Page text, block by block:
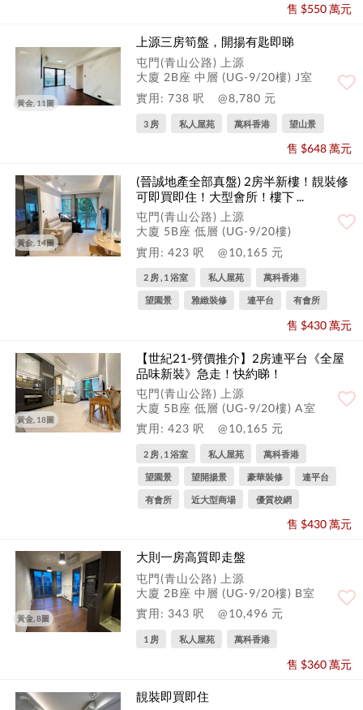
售 $550 萬元
黃金, 11圖
上源三房筍盤，開揚有匙即睇
屯門(青山公路) 上源
大廈 2B座 中層 (UG-9/20樓) J室
實用: 738 呎
@8,780 元
3 房 私人屋苑 萬科香港 望山景
售 $648 萬元
黃金, 14圖
(晉誠地產全部真盤) 2房半新樓！靚裝修
可即買即住！大型會所！樓下 ...
屯門(青山公路) 上源
大廈 5B座 低層 (UG-9/20樓)
實用: 423 呎
@10,165 元
2 房 , 1 浴室 私人屋苑 萬科香港
望園景 雅緻裝修 連平台 有會所
售 $430 萬元
黃金, 18圖
【世紀21-劈價推介】2房連平台《全屋
品味新裝》急走！快約睇！
屯門(青山公路) 上源
大廈 5B座 低層 (UG-9/20樓) A室
實用: 423 呎
@10,165 元
2 房 , 1 浴室 私人屋苑 萬科香港
望園景 望開揚景 豪華裝修 連平台
有會所 近大型商場 優質校網
售 $430 萬元
黃金, 8圖
大則一房高質即走盤
屯門(青山公路) 上源
大廈 2B座 中層 (UG-9/20樓) B室
實用: 343 呎
@10,496 元
1 房 私人屋苑 萬科香港
售 $360 萬元
靚裝即買即住